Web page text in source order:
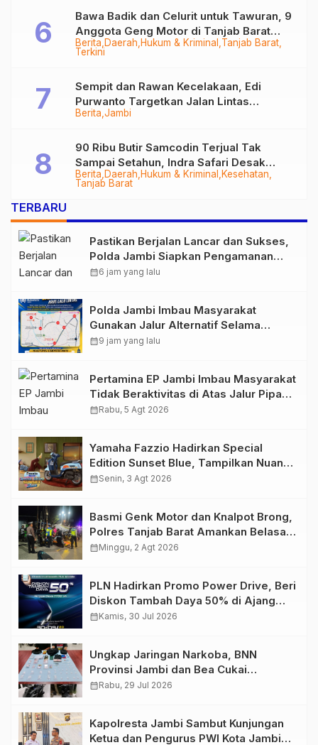
Berita Daerah Hukum & Kriminal Tanjab Barat
Terkini
Bawa Badik dan Celurit untuk Tawuran, 9
Anggota Geng Motor di Tanjab Barat
Diringkus
Berita Jambi
Sempit dan Rawan Kecelakaan, Edi
Purwanto Targetkan Jalan Lintas
Tungkal-Jambi Mulus di 2028
Berita Daerah Hukum & Kriminal
Kesehatan
Tanjab Barat
90 Ribu Butir Samcodin Terjual Tak
Sampai Setahun, Indra Safari Desak
Audit Menyeluruh
TERBARU
Pastikan Berjalan Lancar dan Sukses,
Polda Jambi Siapkan Pengamanan
Berlapis untuk 8.750 Pelari, 1.848
calendar_month6 jam yang lalu
Polda Jambi Imbau Masyarakat
Gunakan Jalur Alternatif Selama
Pelaksanaan Presisi Merdeka Run
calendar_month9 jam yang lalu
Pertamina EP Jambi Imbau Masyarakat
Tidak Beraktivitas di Atas Jalur Pipa
Migas Demi Keselamatan Bersama
calendar_monthRabu, 5 Agt 2026
Yamaha Fazzio Hadirkan Special
Edition Sunset Blue, Tampilkan Nuansa
Retro Summer yang Semakin Skena
calendar_monthSenin, 3 Agt 2026
Basmi Genk Motor dan Knalpot Brong,
Polres Tanjab Barat Amankan Belasan
Kendaraan
calendar_monthMinggu, 2 Agt 2026
PLN Hadirkan Promo Power Drive, Beri
Diskon Tambah Daya 50% di Ajang
GIIAS 2026
calendar_monthKamis, 30 Jul 2026
Ungkap Jaringan Narkoba, BNN
Provinsi Jambi dan Bea Cukai
Amankan Sembilan Pelaku beserta
calendar_monthRabu, 29 Jul 2026
Kapolresta Jambi Sambut Kunjungan
Ketua dan Pengurus PWI Kota Jambi